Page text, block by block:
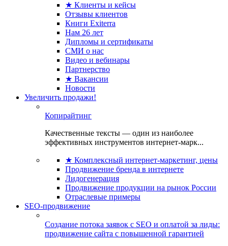
★ Клиенты и кейсы
Отзывы клиентов
Книги Exiterra
Нам 26 лет
Дипломы и сертификаты
СМИ о нас
Видео и вебинары
Партнерство
★ Вакансии
Новости
Увеличить продажи!
Копирайтинг
Качественные тексты — один из наиболее
эффективных инструментов интернет-марк...
★ Комплексный интернет-маркетинг, цены
Продвижение бренда в интернете
Лидогенерация
Продвижение продукции на рынок России
Отраслевые примеры
SEO-продвижение
Создание потока заявок с SEO и оплатой за лиды:
продвижение сайта с повышенной гарантией